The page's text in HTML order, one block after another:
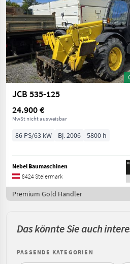
JCB 535-125
24.900 €
MwSt nicht ausweisbar
86 PS/63 kW Bj. 2006 5800 h
Nebel Baumaschinen
8424 Steiermark
Premium Gold Händler
Das könnte Sie auch
PASSENDE KATEGORIEN